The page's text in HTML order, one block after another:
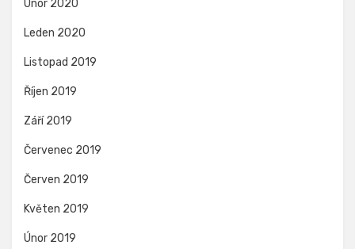
Únor 2020
Leden 2020
Listopad 2019
Říjen 2019
Září 2019
Červenec 2019
Červen 2019
Květen 2019
Únor 2019